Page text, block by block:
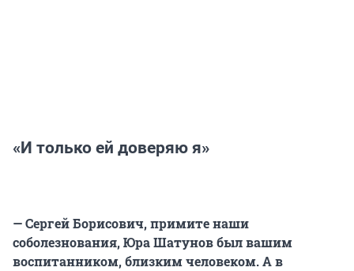
«И только ей доверяю я»
— Сергей Борисович, примите наши
соболезнования, Юра Шатунов был вашим
воспитанником, близким человеком. А в